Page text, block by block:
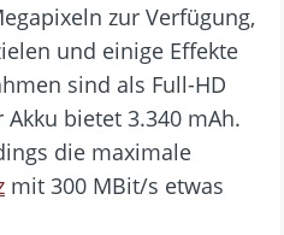
zur Verfügung,
und einige Effekte
sind als Full-HD
bietet 3.340 mAh.
die maximale
mit 300 MBit/s etwas